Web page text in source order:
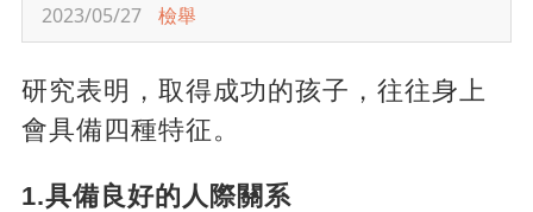
2023/05/27 檢舉
研究表明，取得成功的孩子，往往身上
會具備四種特征。
1.具備良好的人際關系